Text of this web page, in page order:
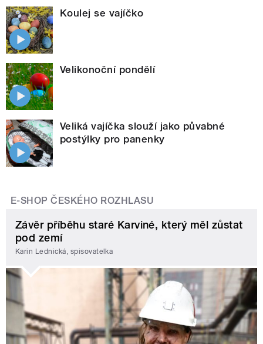
Koulej se vajíčko
Velikonoční pondělí
Veliká vajíčka slouží jako půvabné
postýlky pro panenky
E-SHOP ČESKÉHO ROZHLASU
Závěr příběhu staré Karviné, který měl zůstat
pod zemí
Karin Lednická, spisovatelka